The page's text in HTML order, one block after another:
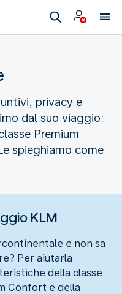
privacy e
dal suo viaggio:
Premium
spieghiamo come
KLM
e non sa
Per aiutarla
della classe
Confort e della